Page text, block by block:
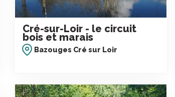
Cré-sur-Loir - le circuit
bois et marais
Bazouges Cré sur Loir